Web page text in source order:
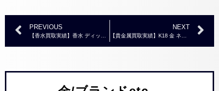
PREVIOUS NEXT